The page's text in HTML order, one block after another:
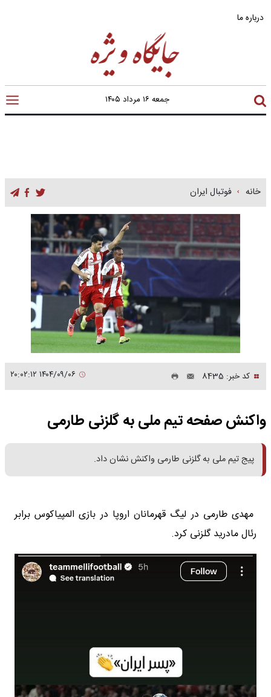
درباره ما
جمعه ۱۶ مرداد ۱۴۰۵
خانه فوتبال ایران
کد خبر: 8435
واکنش صفحه تیم ملی به گلزنی طارمی
پیج تیم ملی به گلزنی طارمی واکنش نشان داد.
مهدی طارمی در لیگ قهرمانان اروپا در بازی المپیاکوس برابر
رئال مادرید گلزنی کرد.